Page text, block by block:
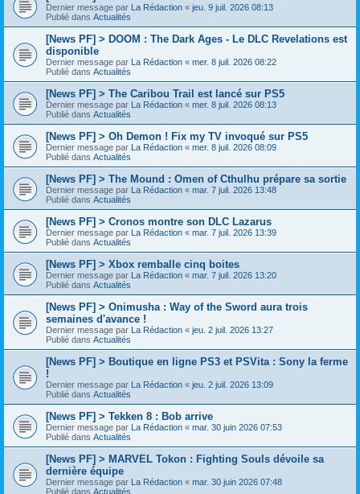
Dernier message par La Rédaction « jeu. 9 juil. 2026 08:13
Publié dans Actualités
[News PF] > DOOM : The Dark Ages - Le DLC Revelations est
disponible
Dernier message par La Rédaction « mer. 8 juil. 2026 08:22
Publié dans Actualités
[News PF] > The Caribou Trail est lancé sur PS5
Dernier message par La Rédaction « mer. 8 juil. 2026 08:13
Publié dans Actualités
[News PF] > Oh Demon ! Fix my TV invoqué sur PS5
Dernier message par La Rédaction « mer. 8 juil. 2026 08:09
Publié dans Actualités
[News PF] > The Mound : Omen of Cthulhu prépare sa sortie
Dernier message par La Rédaction « mar. 7 juil. 2026 13:48
Publié dans Actualités
[News PF] > Cronos montre son DLC Lazarus
Dernier message par La Rédaction « mar. 7 juil. 2026 13:39
Publié dans Actualités
[News PF] > Xbox remballe cinq boites
Dernier message par La Rédaction « mar. 7 juil. 2026 13:20
Publié dans Actualités
[News PF] > Onimusha : Way of the Sword aura trois
semaines d'avance !
Dernier message par La Rédaction « jeu. 2 juil. 2026 13:27
Publié dans Actualités
[News PF] > Boutique en ligne PS3 et PSVita : Sony la ferme
!
Dernier message par La Rédaction « jeu. 2 juil. 2026 13:09
Publié dans Actualités
[News PF] > Tekken 8 : Bob arrive
Dernier message par La Rédaction « mar. 30 juin 2026 07:53
Publié dans Actualités
[News PF] > MARVEL Tokon : Fighting Souls dévoile sa
dernière équipe
Dernier message par La Rédaction « mar. 30 juin 2026 07:48
Publié dans Actualités